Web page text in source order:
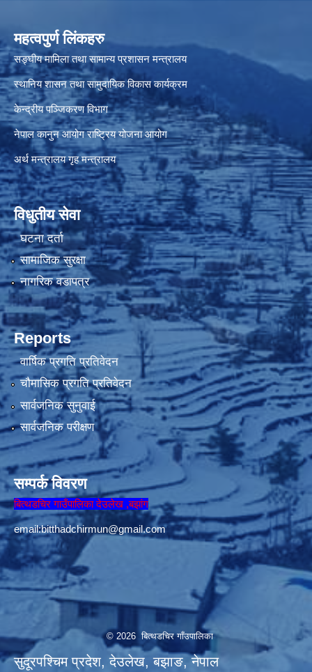
महत्वपुर्ण लिंकहरु
सङ्घीय मामिला तथा सामान्य प्रशासन मन्त्रालय
स्थानिय शासन तथा सामुदायिक विकास कार्यक्रम
केन्द्रीय पञ्जिकरण विभाग
नेपाल कानुन आयोग राष्ट्रिय योजना आयोग
अर्थ मन्त्रालय गृह मन्त्रालय
विधुतीय सेवा
घटना दर्ता
सामाजिक सुरक्षा
नागरिक वडापत्र
Reports
वार्षिक प्रगति प्रतिवेदन
चौमासिक प्रगति प्रतिवेदन
सार्वजनिक सुनुवाई
सार्वजनिक परीक्षण
सम्पर्क विवरण
बित्थडचिर गाउँपालिका देउलेख ,बझांग
email:bitthadchirmun@gmail.com
© 2026 बित्थडचिर गाँउपालिका
सुदूरपश्चिम प्रदेश, देउलेख, बझाङ, नेपाल